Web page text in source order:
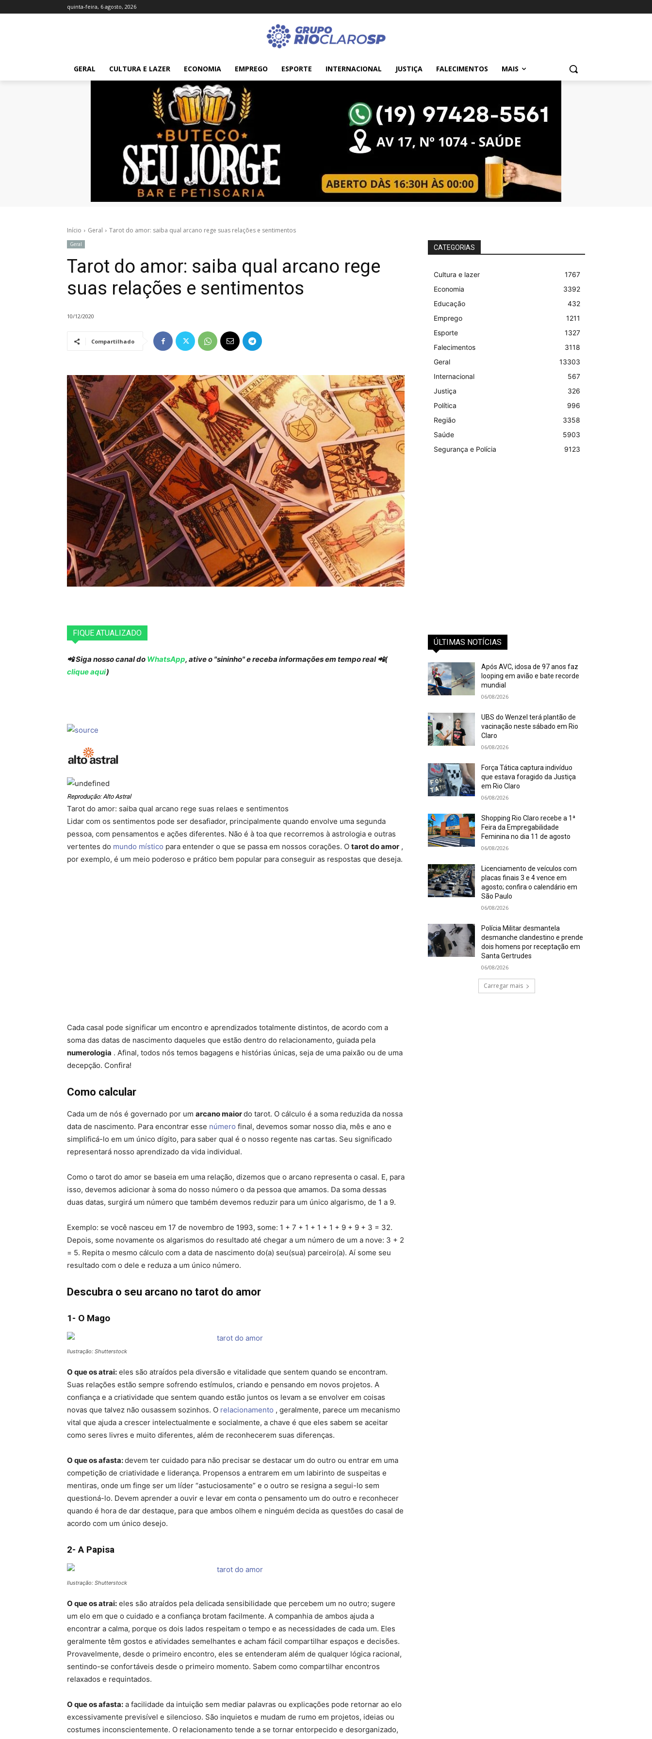
quinta-feira, 6 agosto, 2026
GERAL CULTURA E LAZER ECONOMIA EMPREGO ESPORTE INTERNACIONAL JUSTIÇA FALECIMENTOS MAIS
Início Geral Tarot do amor: saiba qual arcano rege suas relações e sentimentos
Geral
Tarot do amor: saiba qual arcano rege
suas relações e sentimentos
10/12/2020
Compartilhado
FIQUE ATUALIZADO
📲 Siga nosso canal do WhatsApp, ative o "sininho" e receba informações em tempo real 📲(
clique aqui)
Reprodução: Alto Astral
Tarot do amor: saiba qual arcano rege suas relaes e sentimentos
Lidar com os sentimentos pode ser desafiador, principalmente quando envolve uma segunda
pessoa, com pensamentos e ações diferentes. Não é à toa que recorremos à astrologia e outras
vertentes do mundo místico para entender o que se passa em nossos corações. O tarot do amor ,
por exemplo, é um meio poderoso e prático bem popular para conseguir as respostas que deseja.
Cada casal pode significar um encontro e aprendizados totalmente distintos, de acordo com a
soma das datas de nascimento daqueles que estão dentro do relacionamento, guiada pela
numerologia . Afinal, todos nós temos bagagens e histórias únicas, seja de uma paixão ou de uma
decepção. Confira!
Como calcular
Cada um de nós é governado por um arcano maiordo tarot. O cálculo é a soma reduzida da nossa
data de nascimento. Para encontrar esse número final, devemos somar nosso dia, mês e ano e
simplificá-lo em um único dígito, para saber qual é o nosso regente nas cartas. Seu significado
representará nosso aprendizado da vida individual.
Como o tarot do amor se baseia em uma relação, dizemos que o arcano representa o casal. E, para
isso, devemos adicionar à soma do nosso número o da pessoa que amamos. Da soma dessas
duas datas, surgirá um número que também devemos reduzir para um único algarismo, de 1 a 9.
Exemplo: se você nasceu em 17 de novembro de 1993, some: 1 + 7 + 1 + 1 + 1 + 9 + 9 + 3 = 32.
Depois, some novamente os algarismos do resultado até chegar a um número de um a nove: 3 + 2
= 5. Repita o mesmo cálculo com a data de nascimento do(a) seu(sua) parceiro(a). Aí some seu
resultado com o dele e reduza a um único número.
Descubra o seu arcano no tarot do amor
1- O Mago
Ilustração: Shutterstock
O que os atrai: eles são atraídos pela diversão e vitalidade que sentem quando se encontram.
Suas relações estão sempre sofrendo estímulos, criando e pensando em novos projetos. A
confiança e a criatividade que sentem quando estão juntos os levam a se envolver em coisas
novas que talvez não ousassem sozinhos. O relacionamento , geralmente, parece um mecanismo
vital que ajuda a crescer intelectualmente e socialmente, a chave é que eles sabem se aceitar
como seres livres e muito diferentes, além de reconhecerem suas diferenças.
O que os afasta:devem ter cuidado para não precisar se destacar um do outro ou entrar em uma
competição de criatividade e liderança. Propensos a entrarem em um labirinto de suspeitas e
mentiras, onde um finge ser um líder “astuciosamente” e o outro se resigna a segui-lo sem
questioná-lo. Devem aprender a ouvir e levar em conta o pensamento um do outro e reconhecer
quando é hora de dar destaque, para que ambos olhem e ninguém decida as questões do casal de
acordo com um único desejo.
2- A Papisa
Ilustração: Shutterstock
O que os atrai: eles são atraídos pela delicada sensibilidade que percebem um no outro; sugere
um elo em que o cuidado e a confiança brotam facilmente. A companhia de ambos ajuda a
encontrar a calma, porque os dois lados respeitam o tempo e as necessidades de cada um. Eles
geralmente têm gostos e atividades semelhantes e acham fácil compartilhar espaços e decisões.
Provavelmente, desde o primeiro encontro, eles se entenderam além de qualquer lógica racional,
sentindo-se confortáveis ​​desde o primeiro momento. Sabem como compartilhar encontros
relaxados e requintados.
O que os afasta: a facilidade da intuição sem mediar palavras ou explicações pode retornar ao elo
excessivamente previsível e silencioso. São inquietos e mudam de rumo em projetos, ideias ou
costumes inconscientemente. O relacionamento tende a se tornar entorpecido e desorganizado,
CATEGORIAS
Cultura e lazer
1767
Economia
3392
Educação
432
Emprego
1211
Esporte
1327
Falecimentos
3118
Geral
13303
Internacional
567
Justiça
326
Política
996
Região
3358
Saúde
5903
Segurança e Polícia
9123
ÚLTIMAS NOTÍCIAS
Após AVC, idosa de 97 anos faz
looping em avião e bate recorde
mundial
06/08/2026
UBS do Wenzel terá plantão de
vacinação neste sábado em Rio
Claro
06/08/2026
Força Tática captura indivíduo
que estava foragido da Justiça
em Rio Claro
06/08/2026
Shopping Rio Claro recebe a 1ª
Feira da Empregabilidade
Feminina no dia 11 de agosto
06/08/2026
Licenciamento de veículos com
placas finais 3 e 4 vence em
agosto; confira o calendário em
São Paulo
06/08/2026
Polícia Militar desmantela
desmanche clandestino e prende
dois homens por receptação em
Santa Gertrudes
06/08/2026
Carregar mais